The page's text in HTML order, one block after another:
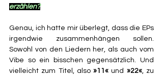
erzählen?
Genau, ich hatte mir überlegt, dass die EPs
irgendwie zusammenhängen sollen.
Sowohl von den Liedern her, als auch vom
Vibe so ein bisschen gegensätzlich. Und
vielleicht zum Titel, also »11« und »22«, zu